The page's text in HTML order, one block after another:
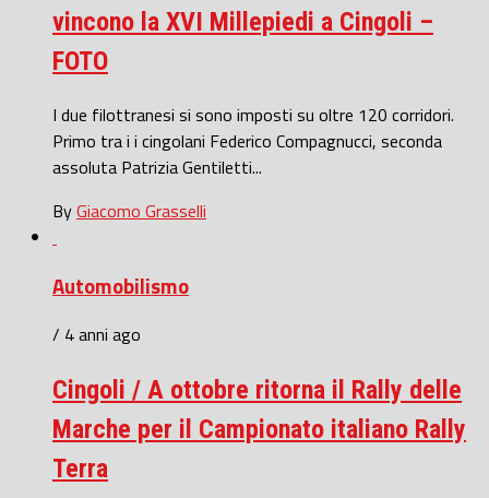
vincono la XVI Millepiedi a Cingoli –
FOTO
I due filottranesi si sono imposti su oltre 120 corridori.
Primo tra i i cingolani Federico Compagnucci, seconda
assoluta Patrizia Gentiletti...
ByGiacomo Grasselli
Automobilismo
/ 4 anni ago
Cingoli / A ottobre ritorna il Rally delle
Marche per il Campionato italiano Rally
Terra